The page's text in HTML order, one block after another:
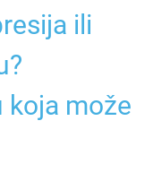
ili
koja može